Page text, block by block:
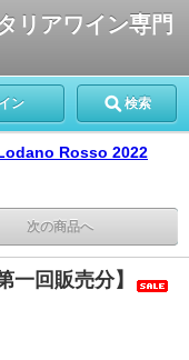
リアワイン専門
ン 検索
Rosso 2022
次の商品へ
回販売分】